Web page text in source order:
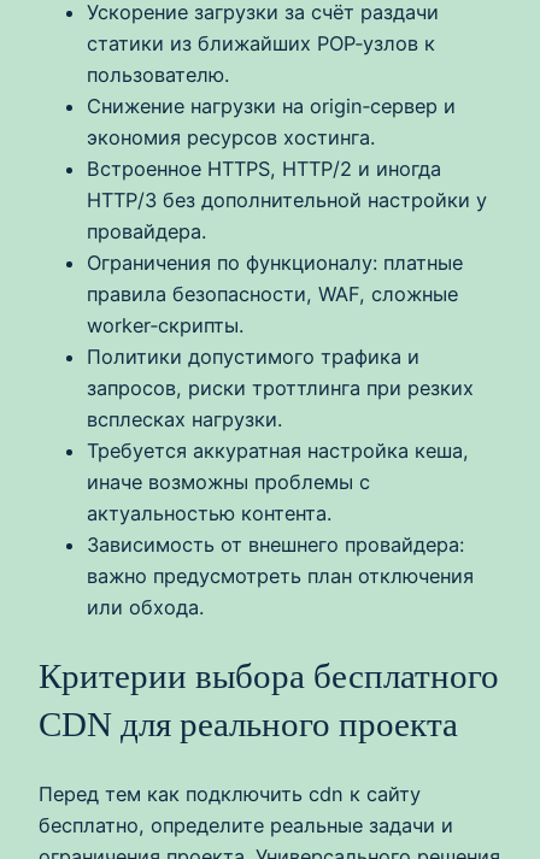
Ускорение загрузки за счёт раздачи
статики из ближайших POP‑узлов к
пользователю.
Снижение нагрузки на origin‑сервер и
экономия ресурсов хостинга.
Встроенное HTTPS, HTTP/2 и иногда
HTTP/3 без дополнительной настройки у
провайдера.
Ограничения по функционалу: платные
правила безопасности, WAF, сложные
worker‑скрипты.
Политики допустимого трафика и
запросов, риски троттлинга при резких
всплесках нагрузки.
Требуется аккуратная настройка кеша,
иначе возможны проблемы с
актуальностью контента.
Зависимость от внешнего провайдера:
важно предусмотреть план отключения
или обхода.
Критерии выбора бесплатного
CDN для реального проекта
Перед тем как подключить cdn к сайту
бесплатно, определите реальные задачи и